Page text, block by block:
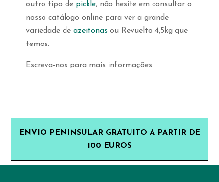
outro tipo de pickle, não hesite em consultar o
nosso catálogo online para ver a grande
variedade deazeitonas ou Revuelto 4,5kg que
temos.
Escreva-nos para mais informações.
ENVIO PENINSULAR GRATUITO A PARTIR DE
100 EUROS